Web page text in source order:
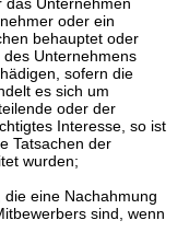
oder ein
behauptet oder
Unternehmens
sofern die
es sich um
oder der
Interesse, so ist
Tatsachen der
wurden;
eine Nachahmung
sind, wenn